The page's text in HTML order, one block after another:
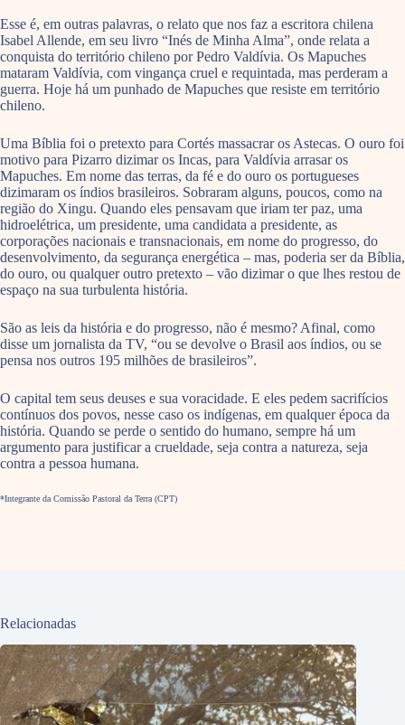
Esse é, em outras palavras, o relato que nos faz a escritora chilena
Isabel Allende, em seu livro “Inés de Minha Alma”, onde relata a
conquista do território chileno por Pedro Valdívia. Os Mapuches
mataram Valdívia, com vingança cruel e requintada, mas perderam a
guerra. Hoje há um punhado de Mapuches que resiste em território
chileno.
Uma Bíblia foi o pretexto para Cortés massacrar os Astecas. O ouro foi
motivo para Pizarro dizimar os Incas, para Valdívia arrasar os
Mapuches. Em nome das terras, da fé e do ouro os portugueses
dizimaram os índios brasileiros. Sobraram alguns, poucos, como na
região do Xingu. Quando eles pensavam que iriam ter paz, uma
hidroelétrica, um presidente, uma candidata a presidente, as
corporações nacionais e transnacionais, em nome do progresso, do
desenvolvimento, da segurança energética – mas, poderia ser da Bíblia,
do ouro, ou qualquer outro pretexto – vão dizimar o que lhes restou de
espaço na sua turbulenta história.
São as leis da história e do progresso, não é mesmo? Afinal, como
disse um jornalista da TV, “ou se devolve o Brasil aos índios, ou se
pensa nos outros 195 milhões de brasileiros”.
O capital tem seus deuses e sua voracidade. E eles pedem sacrifícios
contínuos dos povos, nesse caso os indígenas, em qualquer época da
história. Quando se perde o sentido do humano, sempre há um
argumento para justificar a crueldade, seja contra a natureza, seja
contra a pessoa humana.
*Integrante da Comissão Pastoral da Terra (CPT)
Relacionadas